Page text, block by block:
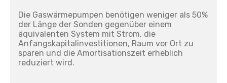
Die Gaswärmepumpen benötigen weniger als 50%
der Länge der Sonden gegenüber einem
äquivalenten System mit Strom, die
Anfangskapitalinvestitionen, Raum vor Ort zu
sparen und die Amortisationszeit erheblich
reduziert wird.